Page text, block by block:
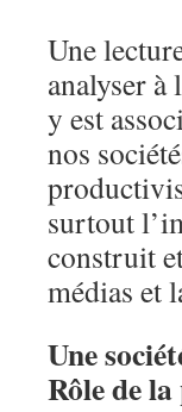
Une
analyser
y est
nos
surtout
construit
médias et
Une
Rôle de